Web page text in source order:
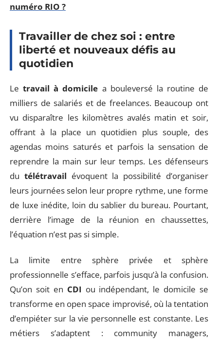
numéro RIO ?
Travailler de chez soi : entre
liberté et nouveaux défis au
quotidien
Letravail à domicile a bouleversé la routine de
milliers de salariés et de freelances. Beaucoup ont
vu disparaître les kilomètres avalés matin et soir,
offrant à la place un quotidien plus souple, des
agendas moins saturés et parfois la sensation de
reprendre la main sur leur temps. Les défenseurs
du télétravail évoquent la possibilité d’organiser
leurs journées selon leur propre rythme, une forme
de luxe inédite, loin du sablier du bureau. Pourtant,
derrière l’image de la réunion en chaussettes,
l’équation n’est pas si simple.
La limite entre sphère privée et sphère
professionnelle s’efface, parfois jusqu’à la confusion.
Qu’on soit en CDI ou indépendant, le domicile se
transforme en open space improvisé, où la tentation
d’empiéter sur la vie personnelle est constante. Les
métiers s’adaptent : community managers,